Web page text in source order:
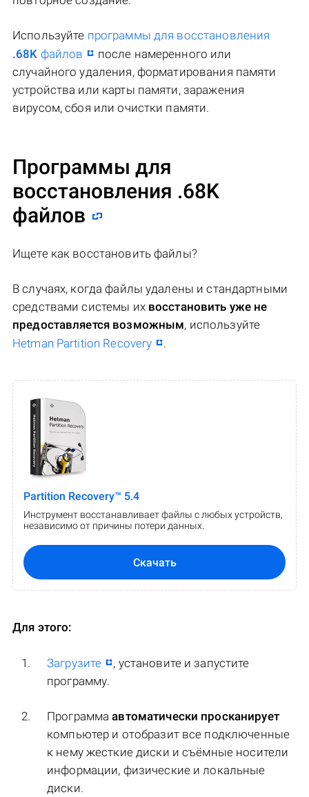
Используйте программы для восстановления
.68K файлов
после намеренного или
случайного удаления, форматирования памяти
устройства или карты памяти, заражения
вирусом, сбоя или очистки памяти.
Программы для
восстановления .68K
файлов
Ищете как восстановить файлы?
В случаях, когда файлы удалены и стандартными
средствами системы их восстановить уже не
предоставляется возможным, используйте
Hetman Partition Recovery
.
Partition Recovery™ 5.4
Инструмент восстанавливает файлы с любых устройств,
независимо от причины потери данных.
Скачать
Для этого:
Загрузите
, установите и запустите
программу.
Программаавтоматически просканирует
компьютер и отобразит все подключенные
к нему жесткие диски и съёмные носители
информации, физические и локальные
диски.